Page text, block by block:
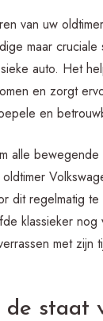
van uw
maar cruciale
auto. Het
en zorgt
en
alle
dit regelmatig
klassieker nog
met zijn
de staat